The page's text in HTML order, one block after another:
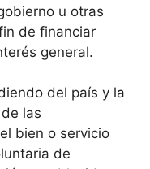
u otras
de financiar
general.
del país y la
las
bien o servicio
de